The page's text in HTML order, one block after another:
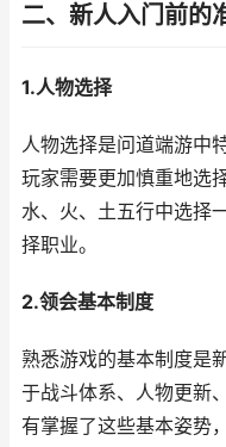
二、新人入门前的
1.人物选择
人物选择是问道端游中
玩家需要更加慎重地选
水、火、土五行中选择
择职业。
2.领会基本制度
熟悉游戏的基本制度是
于战斗体系、人物更新
有掌握了这些基本姿势